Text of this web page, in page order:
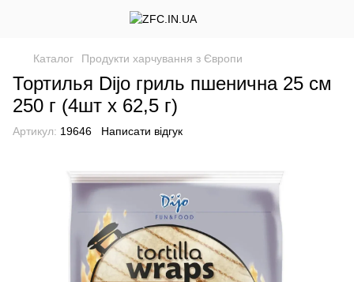
Каталог Продукти харчування з Європи
Тортилья Dijo гриль пшенична 25 см
250 г (4шт x 62,5 г)
Артикул: 19646 Написати відгук